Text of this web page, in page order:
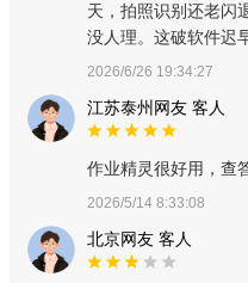
天，拍照识别还老闪
没人理。这破软件迟
2026/6/26 19:34:27
江苏泰州网友 客人
作业精灵很好用，查
2026/5/14 8:33:08
北京网友 客人